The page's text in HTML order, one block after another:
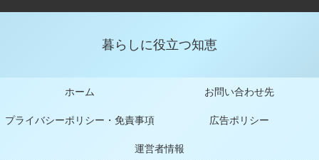
暮らしに役立つ知恵
ホーム お問い合わせ先
プライバシーポリシー・免責事項 広告ポリシー
運営者情報